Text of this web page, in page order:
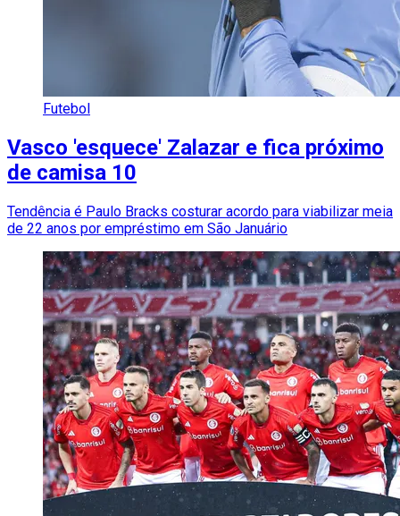
Futebol
Vasco 'esquece' Zalazar e fica próximo
de camisa 10
Tendência é Paulo Bracks costurar acordo para viabilizar meia
de 22 anos por empréstimo em São Januário